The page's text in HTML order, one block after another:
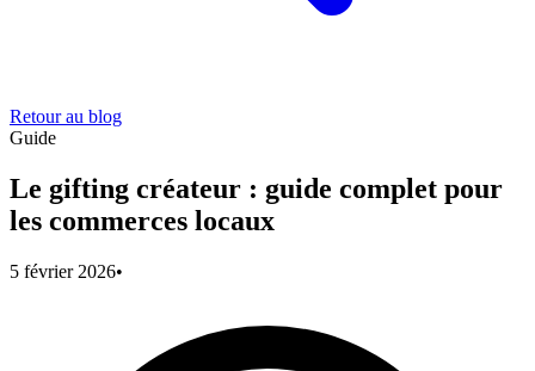
Retour au blog
Guide
Le gifting créateur : guide complet pour
les commerces locaux
5 février 2026•